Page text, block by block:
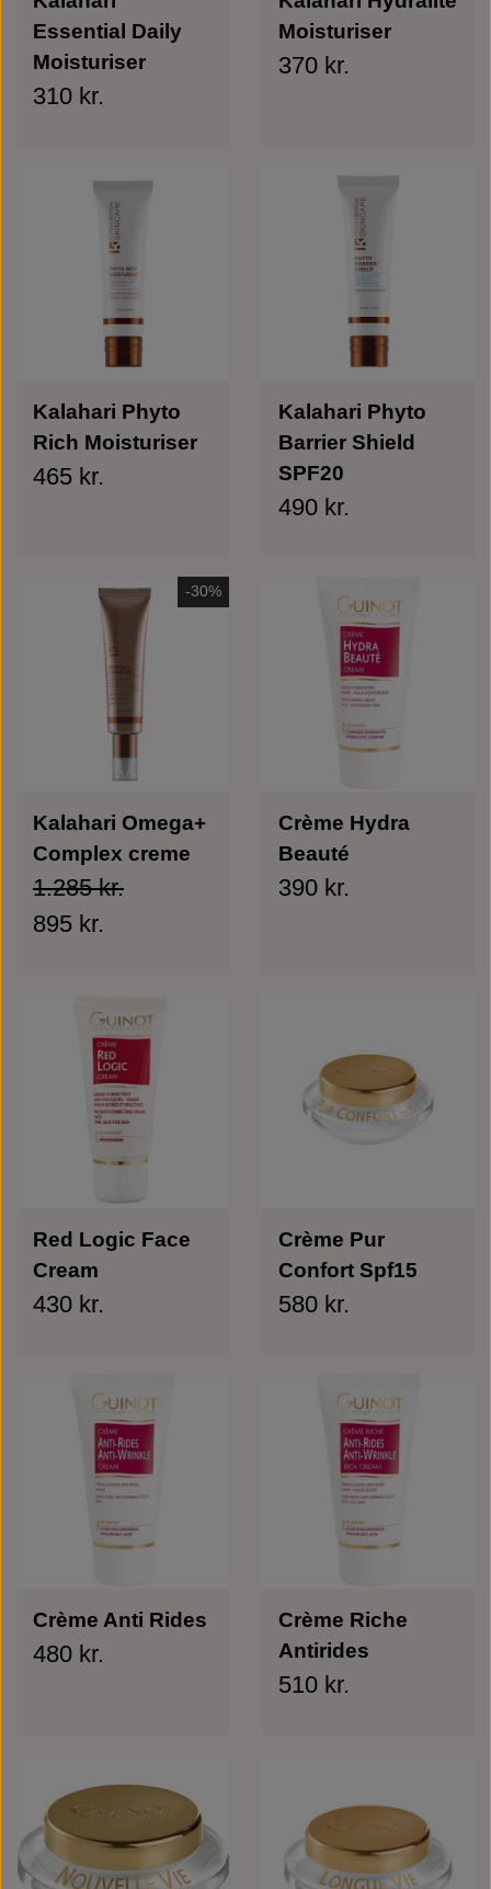
Essential Daily
Moisturiser
310 kr.
Moisturiser
370 kr.
Kalahari Phyto
Rich Moisturiser
465 kr.
Kalahari Phyto
Barrier Shield
SPF20
490 kr.
-30%
Kalahari Omega+
Complex creme
1.285 kr.
895 kr.
Crème Hydra
Beauté
390 kr.
Red Logic Face
Cream
430 kr.
Crème Pur
Confort Spf15
580 kr.
Crème Anti Rides
480 kr.
Crème Riche
Antirides
510 kr.